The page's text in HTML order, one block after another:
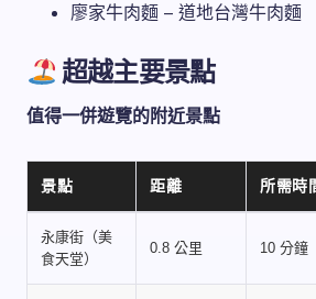
廖家牛肉麵 – 道地台灣牛肉麵
超越主要景點
值得一併遊覽的附近景點
景點 距離 所需時
永康街（美
食天堂）
0.8 公里 10 分鐘